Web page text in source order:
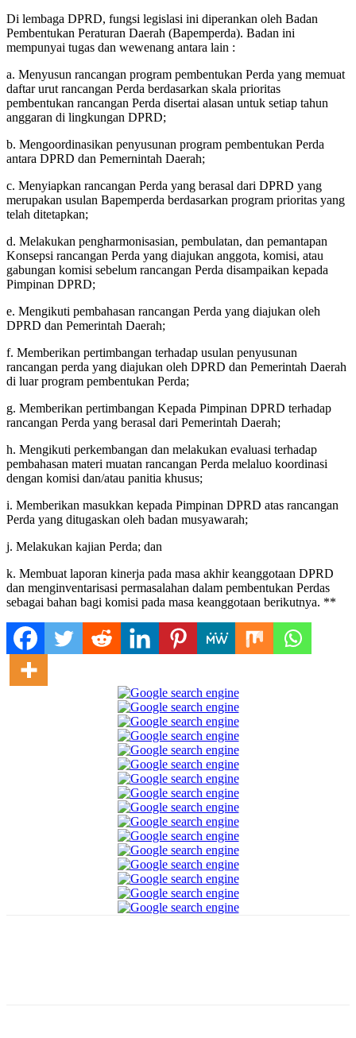
Di lembaga DPRD, fungsi legislasi ini diperankan oleh Badan
Pembentukan Peraturan Daerah (Bapemperda). Badan ini
mempunyai tugas dan wewenang antara lain :
a. Menyusun rancangan program pembentukan Perda yang memuat
daftar urut rancangan Perda berdasarkan skala prioritas
pembentukan rancangan Perda disertai alasan untuk setiap tahun
anggaran di lingkungan DPRD;
b. Mengoordinasikan penyusunan program pembentukan Perda
antara DPRD dan Pemernintah Daerah;
c. Menyiapkan rancangan Perda yang berasal dari DPRD yang
merupakan usulan Bapemperda berdasarkan program prioritas yang
telah ditetapkan;
d. Melakukan pengharmonisasian, pembulatan, dan pemantapan
Konsepsi rancangan Perda yang diajukan anggota, komisi, atau
gabungan komisi sebelum rancangan Perda disampaikan kepada
Pimpinan DPRD;
e. Mengikuti pembahasan rancangan Perda yang diajukan oleh
DPRD dan Pemerintah Daerah;
f. Memberikan pertimbangan terhadap usulan penyusunan
rancangan perda yang diajukan oleh DPRD dan Pemerintah Daerah
di luar program pembentukan Perda;
g. Memberikan pertimbangan Kepada Pimpinan DPRD terhadap
rancangan Perda yang berasal dari Pemerintah Daerah;
h. Mengikuti perkembangan dan melakukan evaluasi terhadap
pembahasan materi muatan rancangan Perda melaluo koordinasi
dengan komisi dan/atau panitia khusus;
i. Memberikan masukkan kepada Pimpinan DPRD atas rancangan
Perda yang ditugaskan oleh badan musyawarah;
j. Melakukan kajian Perda; dan
k. Membuat laporan kinerja pada masa akhir keanggotaan DPRD
dan menginventarisasi permasalahan dalam pembentukan Perdas
sebagai bahan bagi komisi pada masa keanggotaan berikutnya. **